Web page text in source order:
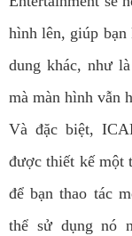
hình lên, giúp
dung khác, như
mà màn hình vẫn
Và đặc biệt,
được thiết kế một
để bạn thao tác
thể sử dụng nó